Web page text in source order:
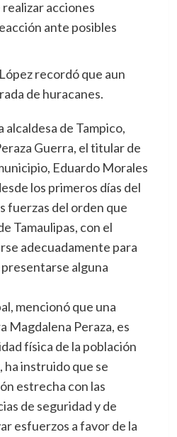
acciones
ante posibles
recordó que aun
de huracanes.
de Tampico,
Guerra, el titular de
Eduardo Morales
los primeros días del
fuerzas del orden que
Tamaulipas, con el
adecuadamente para
alguna
mencionó que una
Magdalena Peraza, es
física de la población
ha instruido que se
estrecha con las
de seguridad y de
esfuerzos a favor de la